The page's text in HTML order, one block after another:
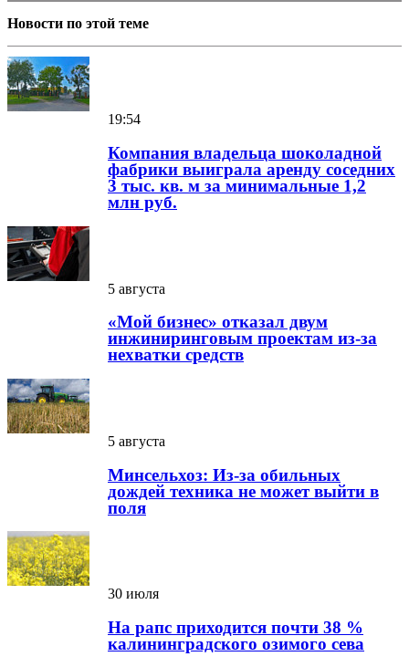
Новости по этой теме
19:54
Компания владельца шоколадной
фабрики выиграла аренду соседних
3 тыс. кв. м за минимальные 1,2
млн руб.
5 августа
«Мой бизнес» отказал двум
инжиниринговым проектам из-за
нехватки средств
5 августа
Минсельхоз: Из-за обильных
дождей техника не может выйти в
поля
30 июля
На рапс приходится почти 38 %
калининградского озимого сева